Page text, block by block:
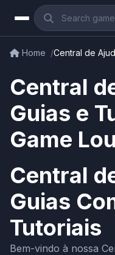
Home Central de
Central
Guias e
Game
Central
Guias
Tutoriais
Bem-vindo à nossa